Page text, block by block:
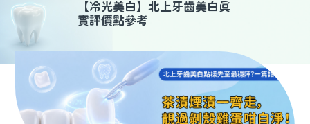
【冷光美白】 北上牙齒美白真
實評價點參考